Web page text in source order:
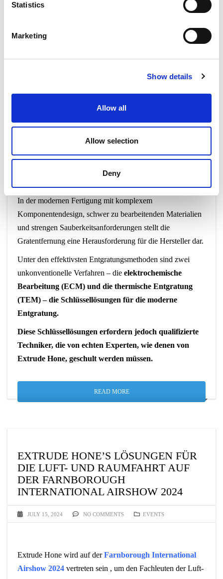
Statistics
Marketing
Show details
Allow all
Allow selection
Deny
RAHMEN EINES
SCHULUNGSKURSES AUF DER
SEPTEMBER 11, 2024 NO COMMENTS EVENTS
In der modernen Fertigung mit komplexem
Komponentendesign, schwer zu bearbeitenden Materialien
und strengen Sauberkeitsanforderungen stellt die
Gratentfernung eine Herausforderung für die Hersteller dar.
Unter den effektivsten Entgratungsmethoden sind zwei
unkonventionelle Verfahren – die elektrochemische
Bearbeitung (ECM) und die thermische Entgratung
(TEM) – die Schlüssellösungen für die moderne
Entgratung.
Diese Schlüssellösungen erfordern jedoch qualifizierte
Techniker, die von echten Experten, wie denen von
Extrude Hone, geschult werden müssen.
READ MORE
EXTRUDE HONE’S LÖSUNGEN FÜR
DIE LUFT- UND RAUMFAHRT AUF
DER FARNBOROUGH
INTERNATIONAL AIRSHOW 2024
JULY 15, 2024 NO COMMENTS EVENTS
Extrude Hone wird auf derFarnborough International
Airshow 2024 vertreten sein , um den Fachleuten der Luft-